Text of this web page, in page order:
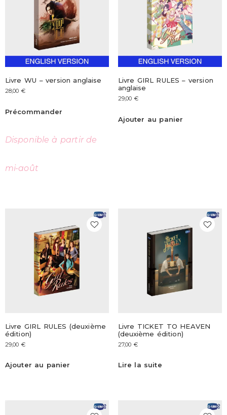
Livre WU – version anglaise
28,00 €
Précommander
Disponible à partir de
mi-août
Livre GIRL RULES – version
anglaise
29,00 €
Ajouter au panier
Livre GIRL RULES (deuxième
édition)
29,00 €
Ajouter au panier
Livre TICKET TO HEAVEN
(deuxième édition)
27,00 €
Lire la suite